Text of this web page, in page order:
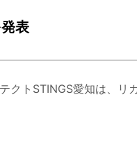
表
トSTINGS愛知は、リ